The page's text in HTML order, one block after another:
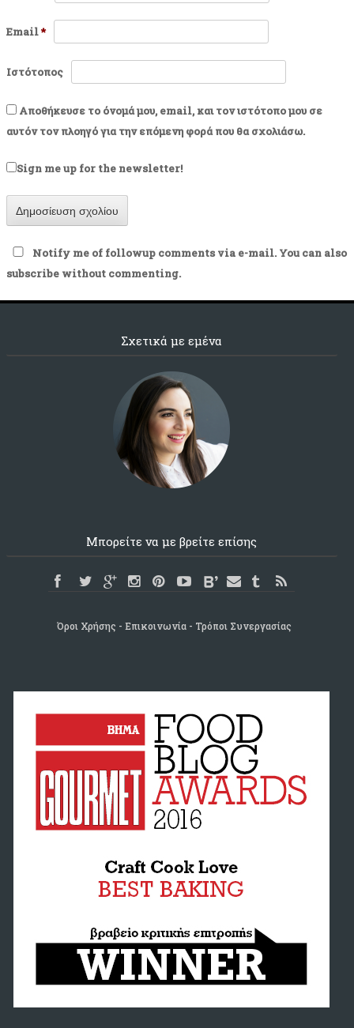
Email*
Ιστότοπος
Αποθήκευσε το όνομά μου, email, και τον ιστότοπο μου σε
αυτόν τον πλοηγό για την επόμενη φορά που θα σχολιάσω.
Sign me up for the newsletter!
Notify me of followup comments via e-mail. You can also
subscribe without commenting.
Σχετικά με εμένα
Μπορείτε να με βρείτε επίσης
Όροι Χρήσης Επικοινωνία Τρόποι Συνεργασίας